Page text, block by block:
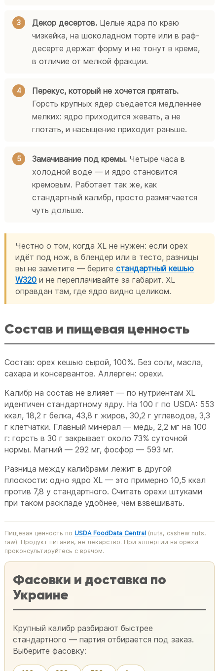
Декор десертов. Целые ядра по краю
чизкейка, на шоколадном торте или в раф-
десерте держат форму и не тонут в креме,
в отличие от мелкой фракции.
Перекус, который не хочется прятать.
Горсть крупных ядер съедается медленнее
мелких: ядро приходится жевать, а не
глотать, и насыщение приходит раньше.
Замачивание под кремы. Четыре часа в
холодной воде — и ядро становится
кремовым. Работает так же, как
стандартный калибр, просто размягчается
чуть дольше.
Честно о том, когда XL не нужен: если орех
идёт под нож, в блендер или в тесто, разницы
вы не заметите — беритестандартный кешью
W320 и не переплачивайте за габарит. XL
оправдан там, где ядро видно целиком.
Состав и пищевая ценность
Состав: орех кешью сырой, 100%. Без соли, масла,
сахара и консервантов. Аллерген: орехи.
Калибр на состав не влияет — по нутриентам XL
идентичен стандартному ядру. На 100 г по USDA: 553
ккал, 18,2 г белка, 43,8 г жиров, 30,2 г углеводов, 3,3
г клетчатки. Главный минерал — медь, 2,2 мг на 100
г: горсть в 30 г закрывает около 73% суточной
нормы. Магний — 292 мг, фосфор — 593 мг.
Разница между калибрами лежит в другой
плоскости: одно ядро XL — это примерно 10,5 ккал
против 7,8 у стандартного. Считать орехи штуками
при таком раскладе удобнее, чем взвешивать.
Пищевая ценность поUSDA FoodData Central (nuts, cashew nuts,
raw). Продукт питания, не лекарство. При аллергии на орехи
проконсультируйтесь с врачом.
Фасовки и доставка по
Украине
Крупный калибр разбирают быстрее
стандартного — партия отбирается под заказ.
Выберите фасовку: